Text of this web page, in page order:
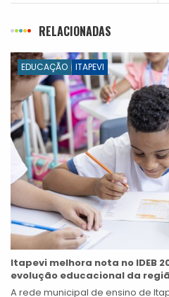
RELACIONADAS
EDUCAÇÃO ITAPEVI
Itapevi melhora nota no IDEB
evolução educacional da
A rede municipal de ensino de